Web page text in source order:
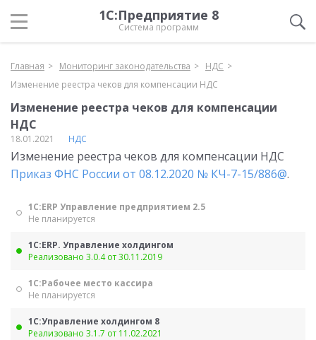
1С:Предприятие 8
Система программ
Главная Мониторинг законодательства
НДС
Изменение реестра чеков для компенсации НДС
Изменение реестра чеков для компенсации
НДС
18.01.2021 НДС
Изменение реестра чеков для компенсации НДС
Приказ ФНС России от 08.12.2020 № КЧ-7-15/886@.
1С:ERP Управление предприятием 2.5
Не планируется
1С:ERP. Управление холдингом
Реализовано 3.0.4 от 30.11.2019
1С:Рабочее место кассира
Не планируется
1С:Управление холдингом 8
Реализовано 3.1.7 от 11.02.2021